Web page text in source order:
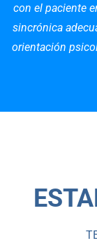
con el paciente
sincrónica
orientación